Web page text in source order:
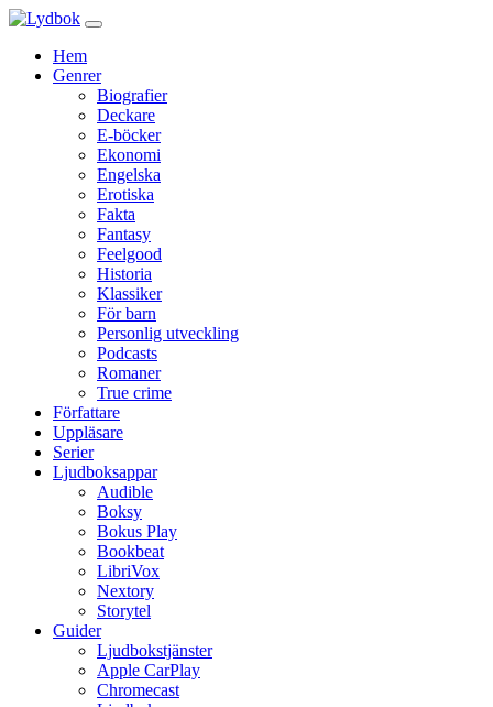
Hem
Genrer
Biografier
Deckare
E-böcker
Ekonomi
Engelska
Erotiska
Fakta
Fantasy
Feelgood
Historia
Klassiker
För barn
Personlig utveckling
Podcasts
Romaner
True crime
Författare
Uppläsare
Serier
Ljudboksappar
Audible
Boksy
Bokus Play
Bookbeat
LibriVox
Nextory
Storytel
Guider
Ljudbokstjänster
Apple CarPlay
Chromecast